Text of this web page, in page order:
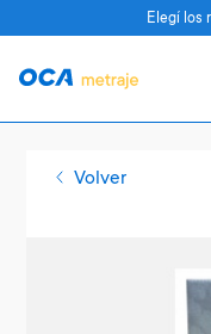
Volver
Elegí los